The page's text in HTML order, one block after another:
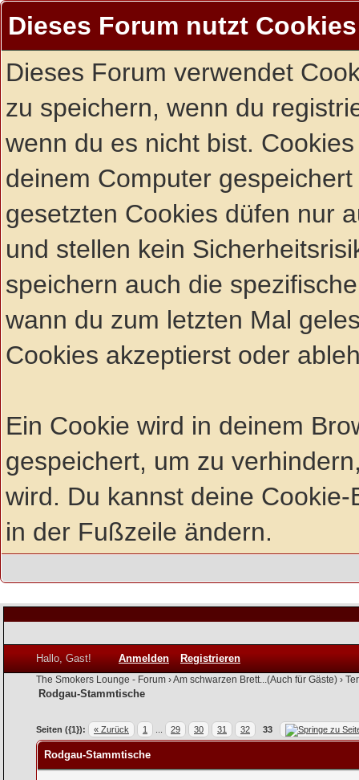
Dieses Forum nutzt Cookies
Dieses Forum verwendet
zu speichern, wenn du
wenn du es nicht bist.
deinem Computer
gesetzten Cookies düfen nur
und stellen kein
speichern auch die
wann du zum letzten Mal
Cookies akzeptierst oder
Ein Cookie wird in deinem
gespeichert, um zu
wird. Du kannst deine
in der Fußzeile ändern.
Hallo, Gast! Anmelden Registrieren
The Smokers Lounge - Forum ›Am schwarzen Brett...(Auch für Gäste) ›
Rodgau-Stammtische
Seiten ({1}): « Zurück 1 29 30 31 32 33
Rodgau-Stammtische